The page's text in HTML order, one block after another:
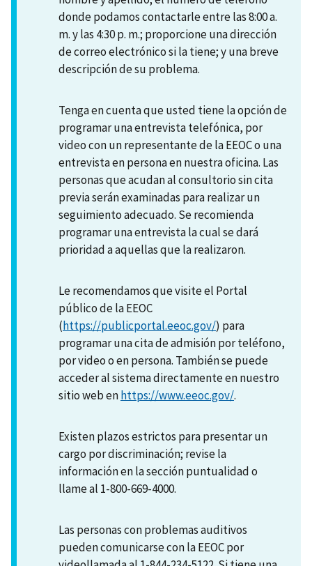
donde podamos contactarle entre las 8:00 a.
m. y las 4:30 p. m.; proporcione una dirección
de correo electrónico si la tiene; y una breve
descripción de su problema.
Tenga en cuenta que usted tiene la opción de
programar una entrevista telefónica, por
video con un representante de la EEOC o una
entrevista en persona en nuestra oficina. Las
personas que acudan al consultorio sin cita
previa serán examinadas para realizar un
seguimiento adecuado. Se recomienda
programar una entrevista la cual se dará
prioridad a aquellas que la realizaron.
Le recomendamos que visite el Portal
público de la EEOC
(https://publicportal.eeoc.gov/) para
programar una cita de admisión por teléfono,
por video o en persona. También se puede
acceder al sistema directamente en nuestro
sitio web enhttps://www.eeoc.gov/.
Existen plazos estrictos para presentar un
cargo por discriminación; revise la
información en la sección puntualidad o
llame al 1-800-669-4000.
Las personas con problemas auditivos
pueden comunicarse con la EEOC por